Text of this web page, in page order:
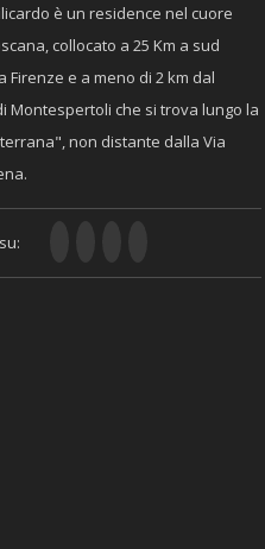
è un residence nel cuore
collocato a 25 Km a sud
Firenze e a meno di 2 km dal
Montespertoli che si trova lungo la
non distante dalla Via